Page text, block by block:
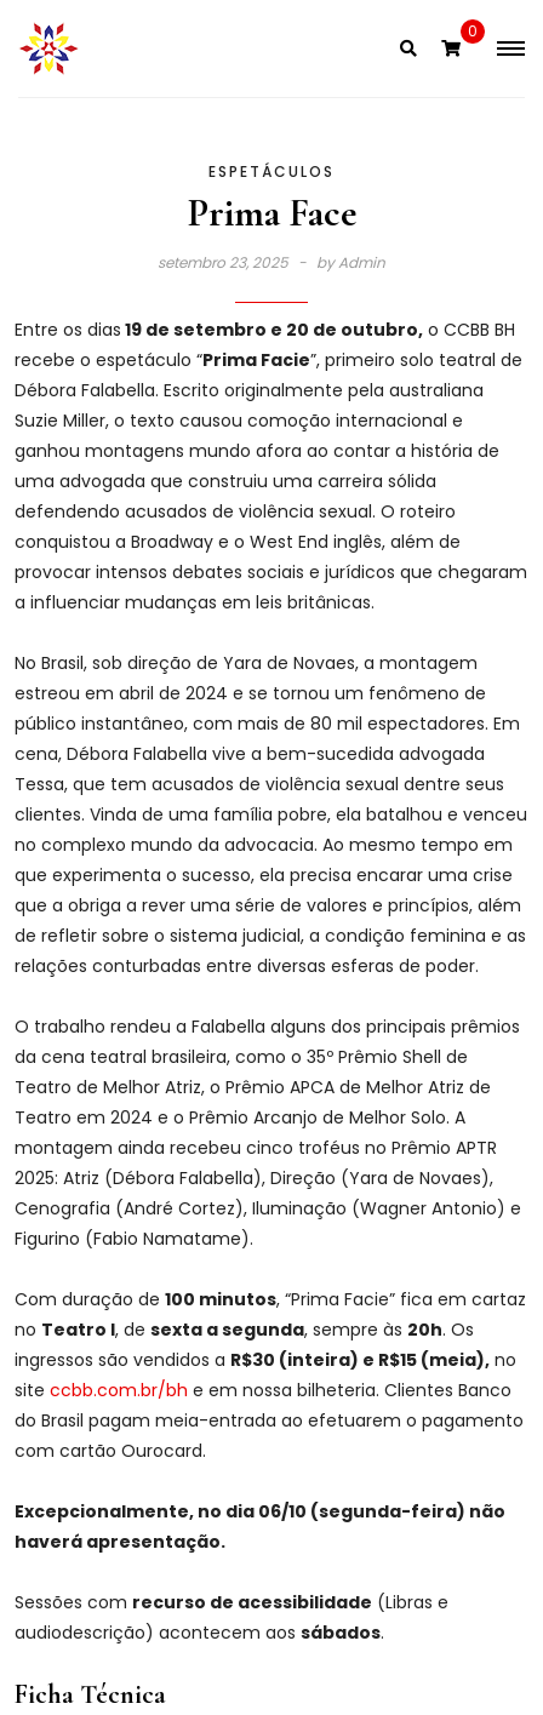
content
0
ESPETÁCULOS
Prima Face
setembro 23, 2025 byAdmin
Entre os dias 19 de setembro e 20 de outubro, o CCBB BH
recebe o espetáculo “Prima Facie”, primeiro solo teatral de
Débora Falabella. Escrito originalmente pela australiana
Suzie Miller, o texto causou comoção internacional e
ganhou montagens mundo afora ao contar a história de
uma advogada que construiu uma carreira sólida
defendendo acusados de violência sexual. O roteiro
conquistou a Broadway e o West End inglês, além de
provocar intensos debates sociais e jurídicos que chegaram
a influenciar mudanças em leis britânicas.
No Brasil, sob direção de Yara de Novaes, a montagem
estreou em abril de 2024 e se tornou um fenômeno de
público instantâneo, com mais de 80 mil espectadores. Em
cena, Débora Falabella vive a bem-sucedida advogada
Tessa, que tem acusados de violência sexual dentre seus
clientes. Vinda de uma família pobre, ela batalhou e venceu
no complexo mundo da advocacia. Ao mesmo tempo em
que experimenta o sucesso, ela precisa encarar uma crise
que a obriga a rever uma série de valores e princípios, além
de refletir sobre o sistema judicial, a condição feminina e as
relações conturbadas entre diversas esferas de poder.
O trabalho rendeu a Falabella alguns dos principais prêmios
da cena teatral brasileira, como o 35º Prêmio Shell de
Teatro de Melhor Atriz, o Prêmio APCA de Melhor Atriz de
Teatro em 2024 e o Prêmio Arcanjo de Melhor Solo. A
montagem ainda recebeu cinco troféus no Prêmio APTR
2025: Atriz (Débora Falabella), Direção (Yara de Novaes),
Cenografia (André Cortez), Iluminação (Wagner Antonio) e
Figurino (Fabio Namatame).
Com duração de 100 minutos, “Prima Facie” fica em cartaz
no Teatro I, de sexta a segunda, sempre às 20h. Os
ingressos são vendidos a R$30 (inteira) e R$15 (meia), no
site ccbb.com.br/bh e em nossa bilheteria. Clientes Banco
do Brasil pagam meia-entrada ao efetuarem o pagamento
com cartão Ourocard.
Excepcionalmente, no dia 06/10 (segunda-feira) não
haverá apresentação.
Sessões com recurso de acessibilidade (Libras e
audiodescrição) acontecem aos sábados.
Ficha Técnica